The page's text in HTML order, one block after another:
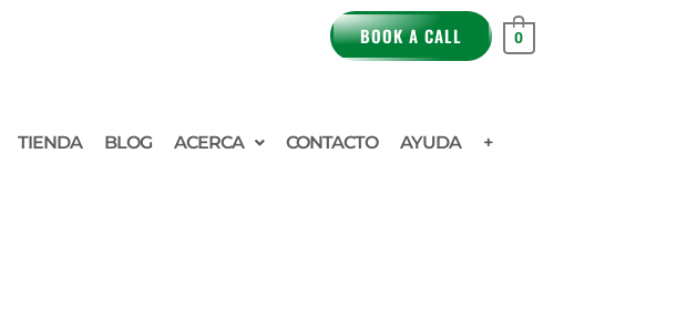
BOOK A CALL 0
TIENDA BLOG ACERCA CONTACTO AYUDA +